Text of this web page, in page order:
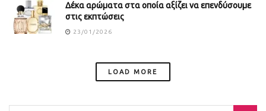
Δέκα αρώματα στα οποία αξίζει να επενδύσουμε
στις εκπτώσεις
23/01/2026
LOAD MORE